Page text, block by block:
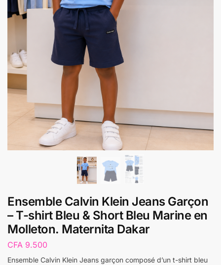
Ensemble Calvin Klein Jeans Garçon
– T-shirt Bleu & Short Bleu Marine en
Molleton. Maternita Dakar
CFA 9.500
Ensemble Calvin Klein Jeans garçon composé d’un t-shirt bleu